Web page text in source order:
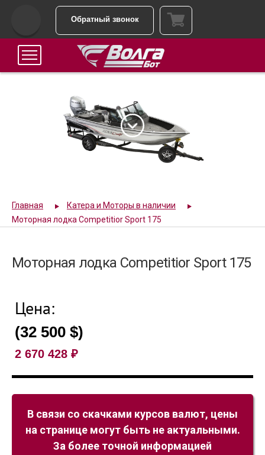
Обратный звонок
Главная
Катера и Моторы в наличии
Моторная лодка Competitior Sport 175
Моторная лодка Competitior Sport 175
Цена:
(32 500 $)
2 670 428 ₽
В связи со скачками курсов валют, цены
на странице могут быть не актуальными.
За более точной информацией